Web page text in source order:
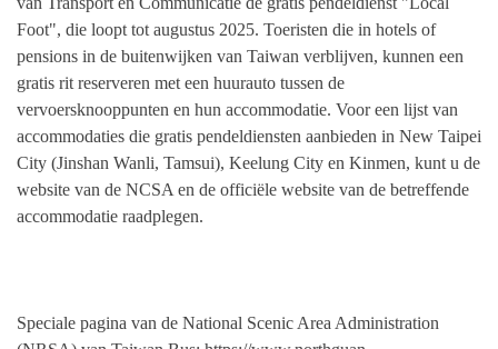
Foot", die loopt tot augustus 2025. Toeristen die in hotels of
pensions in de buitenwijken van Taiwan verblijven, kunnen een
gratis rit reserveren met een huurauto tussen de
vervoersknooppunten en hun accommodatie. Voor een lijst van
accommodaties die gratis pendeldiensten aanbieden in New Taipei
City (Jinshan Wanli, Tamsui), Keelung City en Kinmen, kunt u de
website van de NCSA en de officiële website van de betreffende
accommodatie raadplegen.
Speciale pagina van de National Scenic Area Administration